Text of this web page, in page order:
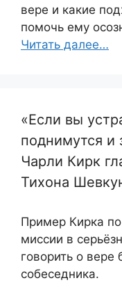
вере и какие
помочь ему
Читать далее…
«Если вы
поднимутся и
Чарли Кирк
Тихона
Пример Кирка
миссии в
говорить о вере
собеседника.